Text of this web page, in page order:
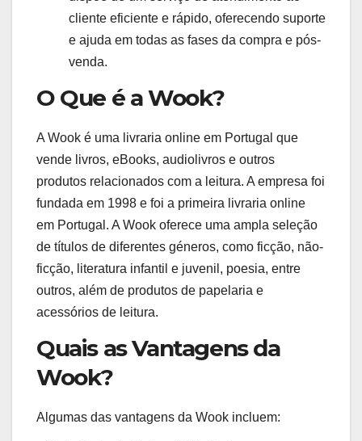
cliente eficiente e rápido, oferecendo suporte
e ajuda em todas as fases da compra e pós-
venda.
O Que é a Wook?
A Wook é uma livraria online em Portugal que
vende livros, eBooks, audiolivros e outros
produtos relacionados com a leitura. A empresa foi
fundada em 1998 e foi a primeira livraria online
em Portugal. A Wook oferece uma ampla seleção
de títulos de diferentes géneros, como ficção, não-
ficção, literatura infantil e juvenil, poesia, entre
outros, além de produtos de papelaria e
acessórios de leitura.
Quais as Vantagens da
Wook?
Algumas das vantagens da Wook incluem: